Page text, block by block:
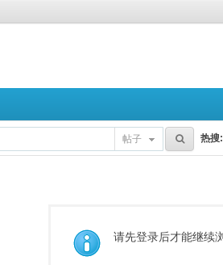
帖子 热搜:
请先登录后才能继续